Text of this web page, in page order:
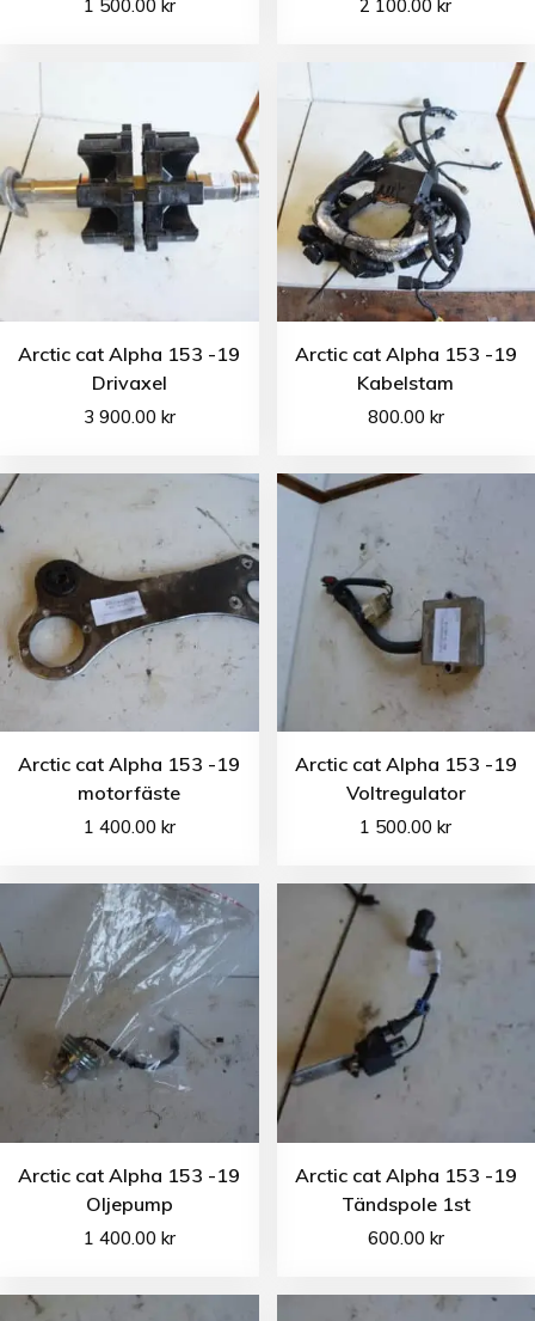
1 500.00 kr 2 100.00 kr
Arctic cat Alpha 153 -19
Drivaxel
3 900.00 kr
Arctic cat Alpha 153 -19
Kabelstam
800.00 kr
Arctic cat Alpha 153 -19
motorfäste
1 400.00 kr
Arctic cat Alpha 153 -19
Voltregulator
1 500.00kr
Arctic cat Alpha 153 -19
Oljepump
1 400.00 kr
Arctic cat Alpha 153 -19
Tändspole 1st
600.00 kr